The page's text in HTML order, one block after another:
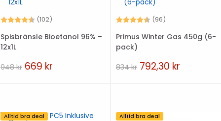
Betyg: (102)
Spisbränsle Bioetanol 96% –
12x1L
948kr 669 kr
Betyg: (96)
Primus Winter Gas 450g (6-
pack)
834kr 792,30 kr
Alltid bra deal Alltid bra deal